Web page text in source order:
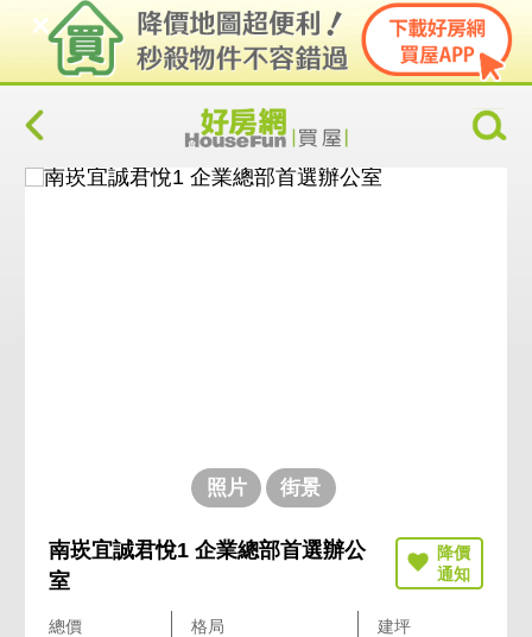
照片 街景
南崁宜誠君悅1 企業總部首選辦公
室
總價 格局 建坪